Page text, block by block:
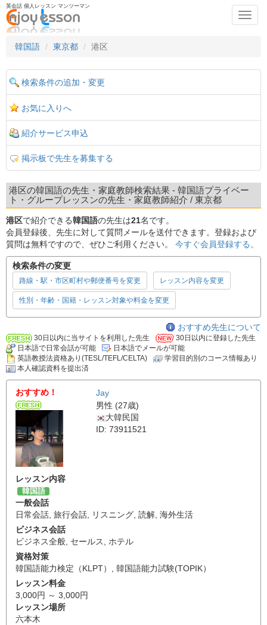
英会話 個人レッスン マンツーマン
韓国語
東京都 港区
検索条件の追加・変更
お気に入りへ
紹介サービス申込
掲示板で先生を募集する
港区の韓国語の先生・家庭教師検索結果 - 韓国語プライベー
ト・グループレッスンの先生・家庭教師紹介 / 東京都
港区で紹介できる韓国語の先生は21名です。
会員登録後、先生に対して質問メールを送付できます。登録および
質問は無料ですので、ぜひご利用ください。 今すぐ会員登録する。
検索条件の変更
路線・駅・市区町村や郵便番号を変更 レッスン内容を変更
性別・年齢・国籍・レッスン対象や料金を変更
おすすめ先生について
30日以内に当サイトを利用した先生
30日以内に登録した先生
日本語で日常会話が可能
日本語でメールが可能
英語教授法資格あり(TESL/TEFL/CELTA)
学習目的別のコース情報あり
本人確認資料を提出済
おすすめ！
Jay
男性 (27歳)
大韓民国
ID: 73911521
レッスン内容
韓国語
一般会話
日常会話, 旅行会話, リスニング, 読解, 海外生活
ビジネス会話
ビジネス全般, セールス, ホテル
資格対策
韓国語能力検定（KLPT） , 韓国語能力試験(TOPIK）
レッスン料金
3,000円 ～ 3,000円
レッスン場所
六本木